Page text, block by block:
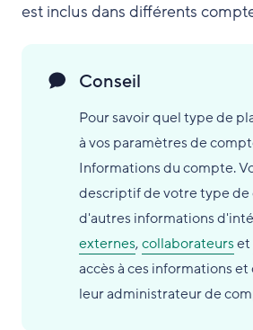
est inclus dans différents
Conseil
Pour savoir quel type de
à vos paramètres de
Informations du compte.
descriptif de votre type de
d'autres informations
externes,collaborateurset
accès à ces informations
leur administrateur de